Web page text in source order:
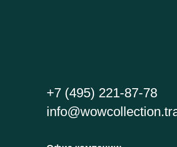
+7 (495) 221-87-78